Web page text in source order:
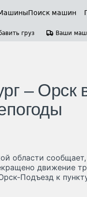
Поиск машин
груз Ваши
– Орск
области сообщает,
движение
Подъезд к